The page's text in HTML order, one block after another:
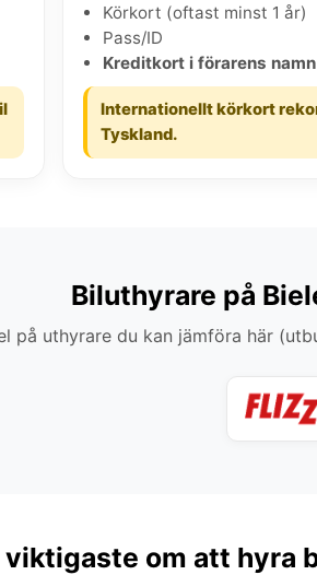
Körkort (oftast minst 1 år)
Pass/ID
Kreditkort i förarens namn
Internationellt körkort
Tyskland.
Biluthyrare på
på uthyrare du kan jämföra här
viktigaste om att hyra